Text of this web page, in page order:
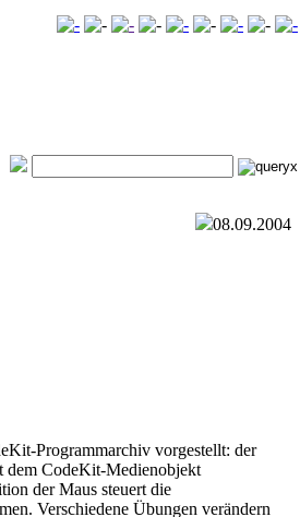
08.09.2004
Programmarchiv vorgestellt: der
CodeKit-Medienobjekt
der Maus steuert die
Verschiedene Übungen verändern